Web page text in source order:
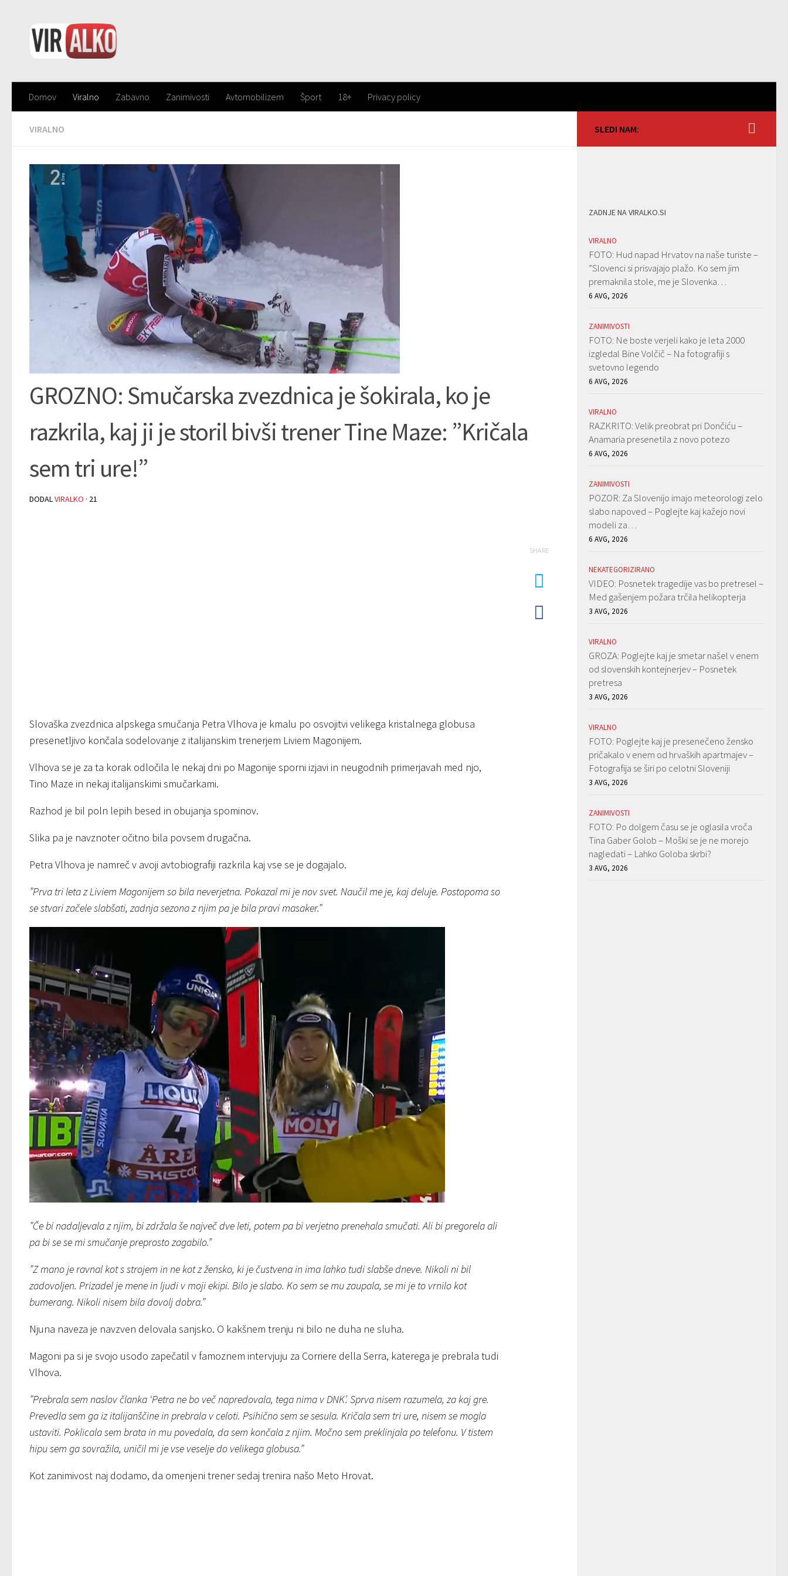
Domov Viralno Zabavno Zanimivosti Avtomobilizem Šport 18+ Privacy policy
VIRALNO
GROZNO: Smučarska zvezdnica je šokirala, ko je
razkrila, kaj ji je storil bivši trener Tine Maze: ”Kričala
sem tri ure!”
DODALVIRALKO · 21
Slovaška zvezdnica alpskega smučanja Petra Vlhova je kmalu po osvojitvi velikega kristalnega globusa
presenetljivo končala sodelovanje z italijanskim trenerjem Liviem Magonijem.
Vlhova se je za ta korak odločila le nekaj dni po Magonije sporni izjavi in neugodnih primerjavah med njo,
Tino Maze in nekaj italijanskimi smučarkami.
Razhod je bil poln lepih besed in obujanja spominov.
Slika pa je navznoter očitno bila povsem drugačna.
Petra Vlhova je namreč v avoji avtobiografiji razkrila kaj vse se je dogajalo.
”Prva tri leta z Liviem Magonijem so bila neverjetna. Pokazal mi je nov svet. Naučil me je, kaj deluje. Postopoma so
se stvari začele slabšati, zadnja sezona z njim pa je bila pravi masaker.”
”Če bi nadaljevala z njim, bi zdržala še največ dve leti, potem pa bi verjetno prenehala smučati. Ali bi pregorela ali
pa bi se se mi smučanje preprosto zagabilo.”
”Z mano je ravnal kot s strojem in ne kot z žensko, ki je čustvena in ima lahko tudi slabše dneve. Nikoli ni bil
zadovoljen. Prizadel je mene in ljudi v moji ekipi. Bilo je slabo. Ko sem se mu zaupala, se mi je to vrnilo kot
bumerang. Nikoli nisem bila dovolj dobra.”
Njuna naveza je navzven delovala sanjsko. O kakšnem trenju ni bilo ne duha ne sluha.
Magoni pa si je svojo usodo zapečatil v famoznem intervjuju za Corriere della Serra, katerega je prebrala tudi
Vlhova.
”Prebrala sem naslov članka ‘Petra ne bo več napredovala, tega nima v DNK’. Sprva nisem razumela, za kaj gre.
Prevedla sem ga iz italijanščine in prebrala v celoti. Psihično sem se sesula. Kričala sem tri ure, nisem se mogla
ustaviti. Poklicala sem brata in mu povedala, da sem končala z njim. Močno sem preklinjala po telefonu. V tistem
hipu sem ga sovražila, uničil mi je vse veselje do velikega globusa.”
Kot zanimivost naj dodamo, da omenjeni trener sedaj trenira našo Meto Hrovat.
SHARE
SLEDI NAM:
ZADNJE NA VIRALKO.SI
VIRALNO
FOTO: Hud napad Hrvatov na naše turiste –
”Slovenci si prisvajajo plažo. Ko sem jim
premaknila stole, me je Slovenka…
6 AVG, 2026
ZANIMIVOSTI
FOTO: Ne boste verjeli kako je leta 2000
izgledal Bine Volčič – Na fotografiji s
svetovno legendo
6 AVG, 2026
VIRALNO
RAZKRITO: Velik preobrat pri Dončiću –
Anamaria presenetila z novo potezo
6 AVG, 2026
ZANIMIVOSTI
POZOR: Za Slovenijo imajo meteorologi zelo
slabo napoved – Poglejte kaj kažejo novi
modeli za…
6 AVG, 2026
NEKATEGORIZIRANO
VIDEO: Posnetek tragedije vas bo pretresel –
Med gašenjem požara trčila helikopterja
3 AVG, 2026
VIRALNO
GROZA: Poglejte kaj je smetar našel v enem
od slovenskih kontejnerjev – Posnetek
pretresa
3 AVG, 2026
VIRALNO
FOTO: Poglejte kaj je presenečeno žensko
pričakalo v enem od hrvaških apartmajev –
Fotografija se širi po celotni Sloveniji
3 AVG, 2026
ZANIMIVOSTI
FOTO: Po dolgem času se je oglasila vroča
Tina Gaber Golob – Moški se je ne morejo
nagledati – Lahko Goloba skrbi?
3 AVG, 2026